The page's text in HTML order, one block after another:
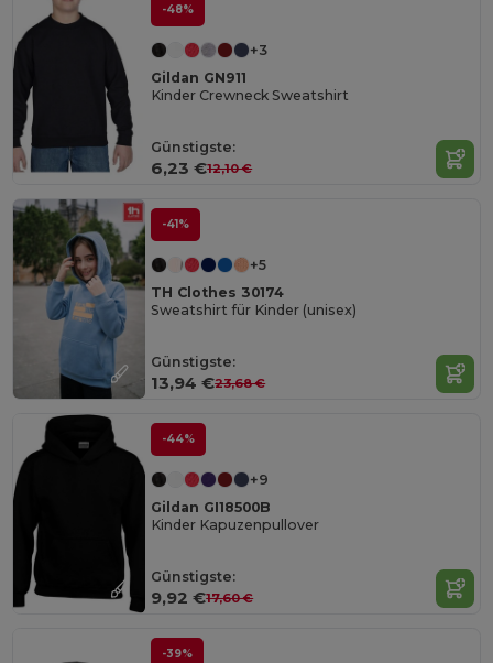
-48%
+3
Gildan GN911
Kinder Crewneck Sweatshirt
Günstigste:
6,23 €12,10 €
-41%
+5
TH Clothes 30174
Sweatshirt für Kinder (unisex)
Günstigste:
13,94 €23,68 €
-44%
+9
Gildan GI18500B
Kinder Kapuzenpullover
Günstigste:
9,92 €17,60 €
-39%